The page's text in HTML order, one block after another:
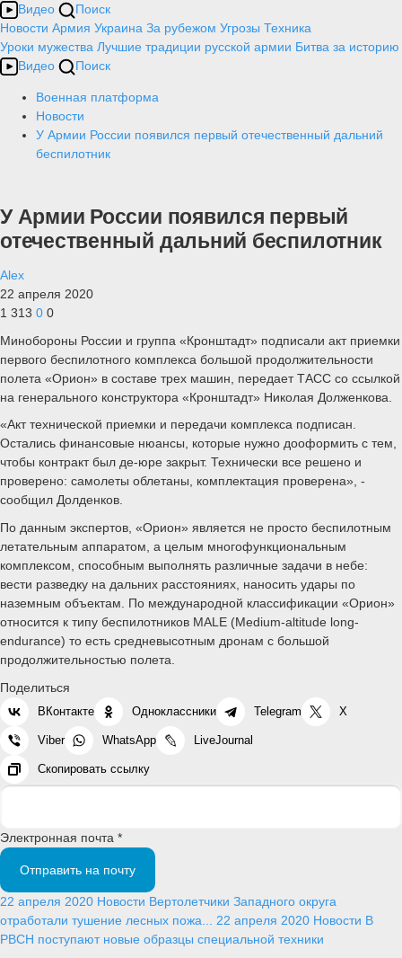
Видео
Поиск
Новости Армия Украина За рубежом Угрозы Техника
Уроки мужества Лучшие традиции русской армии Битва за историю
Видео
Поиск
Военная платформа
Новости
У Армии России появился первый отечественный дальний
беспилотник
У Армии России появился первый
отечественный дальний беспилотник
Alex
22 апреля 2020
1 313 0 0
Минобороны России и группа «Кронштадт» подписали акт приемки
первого беспилотного комплекса большой продолжительности
полета «Орион» в составе трех машин, передает ТАСС со ссылкой
на генерального конструктора «Кронштадт» Николая Долженкова.
«Акт технической приемки и передачи комплекса подписан.
Остались финансовые нюансы, которые нужно дооформить с тем,
чтобы контракт был де-юре закрыт. Технически все решено и
проверено: самолеты облетаны, комплектация проверена», -
сообщил Долденков.
По данным экспертов, «Орион» является не просто беспилотным
летательным аппаратом, а целым многофункциональным
комплексом, способным выполнять различные задачи в небе:
вести разведку на дальних расстояниях, наносить удары по
наземным объектам. По международной классификации «Орион»
относится к типу беспилотников MALE (Medium-altitude long-
endurance) то есть средневысотным дронам с большой
продолжительностью полета.
Поделиться
ВКонтакте Одноклассники Telegram X
Viber WhatsApp LiveJournal
Скопировать ссылку
Электронная почта *
Отправить на почту
22 апреля 2020 Новости Вертолетчики Западного округа
отработали тушение лесных пожа... 22 апреля 2020 Новости В
РВСН поступают новые образцы специальной техники